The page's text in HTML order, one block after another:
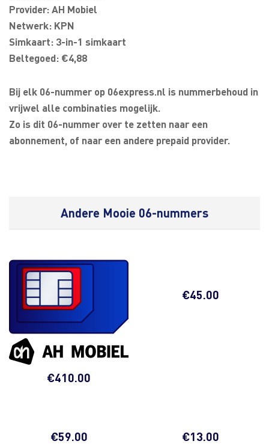
Provider: AH Mobiel
Netwerk: KPN
Simkaart: 3-in-1 simkaart
Beltegoed: €4,88
Bij elk 06-nummer op 06express.nl is nummerbehoud in
vrijwel alle combinaties mogelijk.
Zo is dit 06-nummer over te zetten naar een
abonnement, of naar een andere prepaid provider.
Andere Mooie 06-nummers
€410.00
€45.00
€59.00 €13.00